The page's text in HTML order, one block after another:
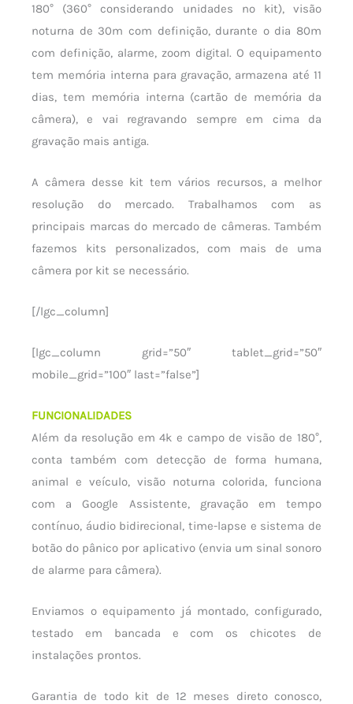
180° (360° considerando unidades no kit), visão
noturna de 30m com definição, durante o dia 80m
com definição, alarme, zoom digital. O equipamento
tem memória interna para gravação, armazena até 11
dias, tem memória interna (cartão de memória da
câmera), e vai regravando sempre em cima da
gravação mais antiga.
A câmera desse kit tem vários recursos, a melhor
resolução do mercado. Trabalhamos com as
principais marcas do mercado de câmeras. Também
fazemos kits personalizados, com mais de uma
câmera por kit se necessário.
[/lgc_column]
[lgc_column grid=”50″ tablet_grid=”50″
mobile_grid=”100″ last=”false”]
FUNCIONALIDADES
Além da resolução em 4k e campo de visão de 180°,
conta também com detecção de forma humana,
animal e veículo, visão noturna colorida, funciona
com a Google Assistente, gravação em tempo
contínuo, áudio bidirecional, time-lapse e sistema de
botão do pânico por aplicativo (envia um sinal sonoro
de alarme para câmera).
Enviamos o equipamento já montado, configurado,
testado em bancada e com os chicotes de
instalações prontos.
Garantia de todo kit de 12 meses direto conosco,